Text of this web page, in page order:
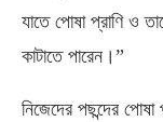
যাতে পোষা প্রাণি ও
কাটাতে পারেন।”
নিজেদের পছন্দের